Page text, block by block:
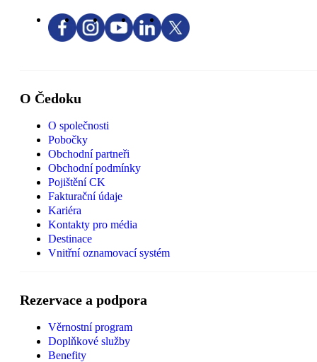
O Čedoku
O společnosti
Pobočky
Obchodní partneři
Obchodní podmínky
Pojištění CK
Fakturační údaje
Kariéra
Kontakty pro média
Destinace
Vnitřní oznamovací systém
Rezervace a podpora
Věrnostní program
Doplňkové služby
Benefity